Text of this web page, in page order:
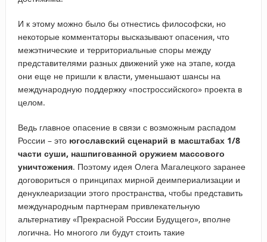
И к этому можно было бы отнестись философски, но
некоторые комментаторы высказывают опасения, что
межэтнические и территориальные споры между
представителями разных движений уже на этапе, когда
они еще не пришли к власти, уменьшают шансы на
международную поддержку «построссийского» проекта в
целом.
Ведь главное опасение в связи с возможным распадом
России – это югославский сценарий в масштабах 1/8
части суши, нашпигованной оружием массового
уничтожения. Поэтому идея Олега Магалецкого заранее
договориться о принципах мирной деимпериализации и
денуклеаризации этого пространства, чтобы представить
международным партнерам привлекательную
альтернативу «Прекрасной России Будущего», вполне
логична. Но многого ли будут стоить такие